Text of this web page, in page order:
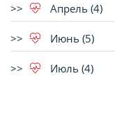
Апрель (4)
Июнь (5)
Июль (4)